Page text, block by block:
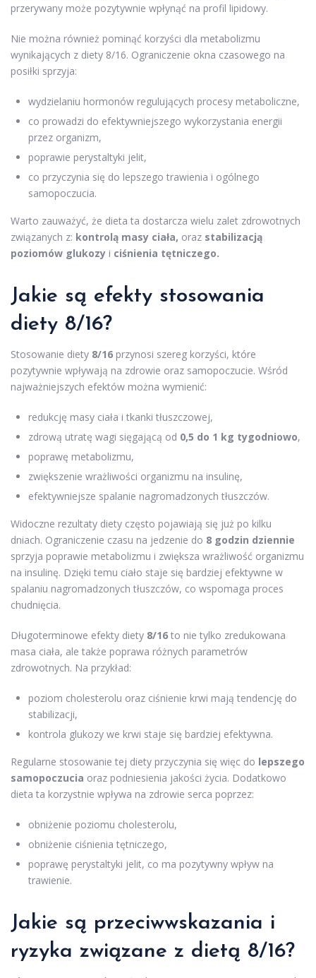
przerywany może pozytywnie wpłynąć na profil lipidowy.
Nie można również pominąć korzyści dla metabolizmu
wynikających z diety 8/16. Ograniczenie okna czasowego na
posiłki sprzyja:
wydzielaniu hormonów regulujących procesy metaboliczne,
co prowadzi do efektywniejszego wykorzystania energii
przez organizm,
poprawie perystaltyki jelit,
co przyczynia się do lepszego trawienia i ogólnego
samopoczucia.
Warto zauważyć, że dieta ta dostarcza wielu zalet zdrowotnych
związanych z: kontrolą masy ciała, oraz stabilizacją
poziomów glukozy i ciśnienia tętniczego.
Jakie są efekty stosowania
diety 8/16?
Stosowanie diety 8/16 przynosi szereg korzyści, które
pozytywnie wpływają na zdrowie oraz samopoczucie. Wśród
najważniejszych efektów można wymienić:
redukcję masy ciała i tkanki tłuszczowej,
zdrową utratę wagi sięgającą od 0,5 do 1 kg tygodniowo,
poprawę metabolizmu,
zwiększenie wrażliwości organizmu na insulinę,
efektywniejsze spalanie nagromadzonych tłuszczów.
Widoczne rezultaty diety często pojawiają się już po kilku
dniach. Ograniczenie czasu na jedzenie do 8 godzin dziennie
sprzyja poprawie metabolizmu i zwiększa wrażliwość organizmu
na insulinę. Dzięki temu ciało staje się bardziej efektywne w
spalaniu nagromadzonych tłuszczów, co wspomaga proces
chudnięcia.
Długoterminowe efekty diety 8/16 to nie tylko zredukowana
masa ciała, ale także poprawa różnych parametrów
zdrowotnych. Na przykład:
poziom cholesterolu oraz ciśnienie krwi mają tendencję do
stabilizacji,
kontrola glukozy we krwi staje się bardziej efektywna.
Regularne stosowanie tej diety przyczynia się więc do lepszego
samopoczucia oraz podniesienia jakości życia. Dodatkowo
dieta ta korzystnie wpływa na zdrowie serca poprzez:
obniżenie poziomu cholesterolu,
obniżenie ciśnienia tętniczego,
poprawę perystaltyki jelit, co ma pozytywny wpływ na
trawienie.
Jakie są przeciwwskazania i
ryzyka związane z dietą 8/16?